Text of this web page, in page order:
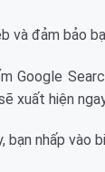
đảm bảo
Google
xuất hiện
bạn nhấp vào